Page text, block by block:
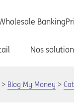
Blog My Money